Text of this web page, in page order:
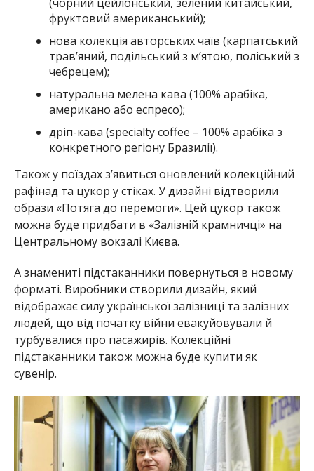
фруктовий американський);
нова колекція авторських чаїв (карпатський
трав’яний, подільський з м’ятою, поліський з
чебрецем);
натуральна мелена кава (100% арабіка,
американо або еспресо);
дріп-кава (specialty coffee – 100% арабіка з
конкретного регіону Бразилії).
Також у поїздах з’явиться оновлений колекційний
рафінад та цукор у стіках. У дизайні відтворили
образи «Потяга до перемоги». Цей цукор також
можна буде придбати в «Залізній крамничці» на
Центральному вокзалі Києва.
А знамениті підстаканники повернуться в новому
форматі. Виробники створили дизайн, який
відображає силу української залізниці та залізних
людей, що від початку війни евакуйовували й
турбувалися про пасажирів. Колекційні
підстаканники також можна буде купити як
сувенір.